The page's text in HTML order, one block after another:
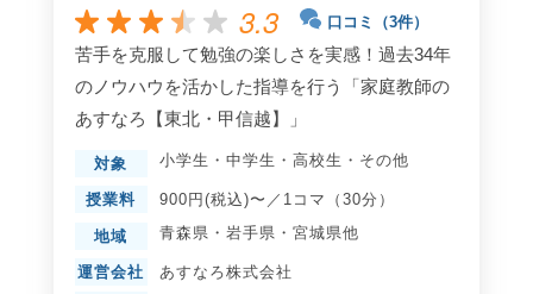
3.3 口コミ（3件）
苦手を克服して勉強の楽しさを実感！過去34年
のノウハウを活かした指導を行う「家庭教師の
あすなろ【東北・甲信越】」
対象 小学生 ・ 中学生 ・ 高校生 ・ その他
授業料 900円(税込)〜／1コマ（30分）
地域 青森県 ・ 岩手県 ・ 宮城県他
運営会社
あすなろ株式会社